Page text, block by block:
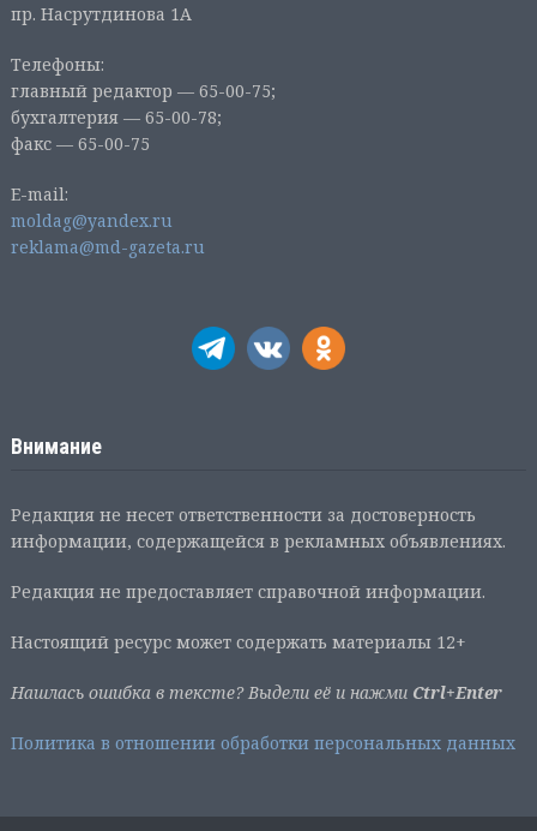
пр. Насрутдинова 1А
Телефоны:
главный редактор — 65-00-75;
бухгалтерия — 65-00-78;
факс — 65-00-75
E-mail:
moldag@yandex.ru
reklama@md-gazeta.ru
Внимание
Редакция не несет ответственности за достоверность
информации, содержащейся в рекламных объявлениях.
Редакция не предоставляет справочной информации.
Настоящий ресурс может содержать материалы 12+
Нашлась ошибка в тексте? Выдели её и нажми Ctrl+Enter
Политика в отношении обработки персональных данных